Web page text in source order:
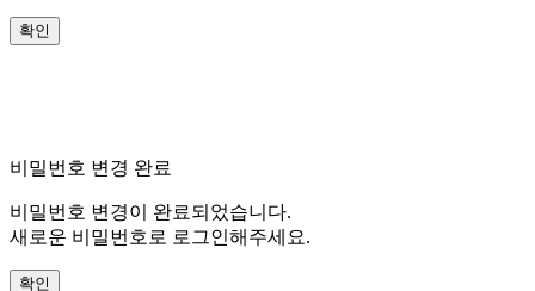
비밀번호 변경 완료
비밀번호 변경이 완료되었습니다.
새로운 비밀번호로 로그인해주세요.